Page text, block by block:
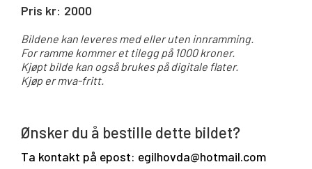
Pris kr: 2000
Bildene kan leveres med eller uten innramming.
For ramme kommer et tilegg på 1000 kroner.
Kjøpt bilde kan også brukes på digitale flater.
Kjøp er mva-fritt.
Ønsker du å bestille dette bildet?
Ta kontakt på epost: egilhovda@hotmail.com